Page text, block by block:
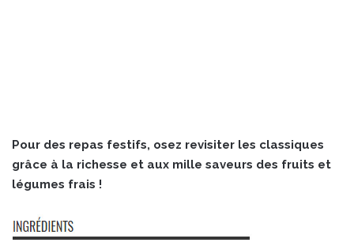
Pour des repas festifs, osez revisiter les classiques
grâce à la richesse et aux mille saveurs des fruits et
légumes frais !